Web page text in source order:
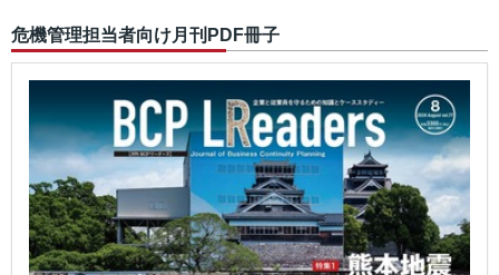
危機管理担当者向け月刊PDF冊子